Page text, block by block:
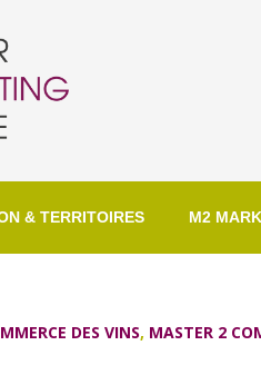
& TERRITOIRES M2
DES VINS, MASTER 2